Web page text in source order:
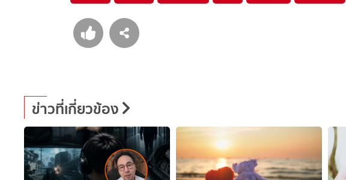
ข่าวที่เกี่ยวข้อง